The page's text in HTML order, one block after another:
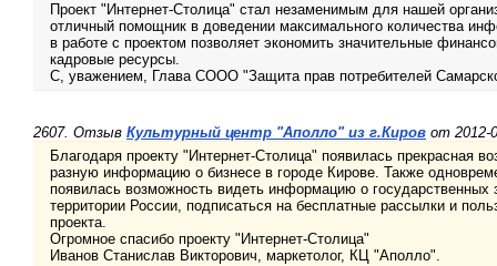
Проект "Интернет-Столица" стал незаменимым для нашей
отличный помощник в доведении максимального количества
в работе с проектом позволяет экономить значительные
кадровые ресурсы.
С, уважением, Глава СООО "Защита прав потребителей
2607. Отзыв Культурный центр "Аполло" из г.Киров от 2012-
Благодаря проекту "Интернет-Столица" появилась прекрасная
разную информацию о бизнесе в городе Кирове. Также
появилась возможность видеть информацию о государственных
территории России, подписаться на бесплатные рассылки и
проекта.
Огромное спасибо проекту "Интернет-Столица"
Иванов Станислав Викторович, маркетолог, КЦ "Аполло".